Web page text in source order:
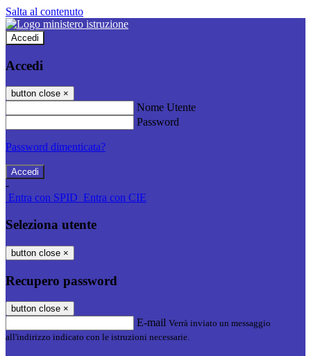
Salta al contenuto
Accedi
Accedi
button close ×
Nome Utente
Password
Password dimenticata?
-
Entra con SPID Entra con CIE
Seleziona utente
button close ×
Recupero password
button close ×
E-mail Verrà inviato un messaggio
all'indirizzo indicato con le istruzioni necessarie.